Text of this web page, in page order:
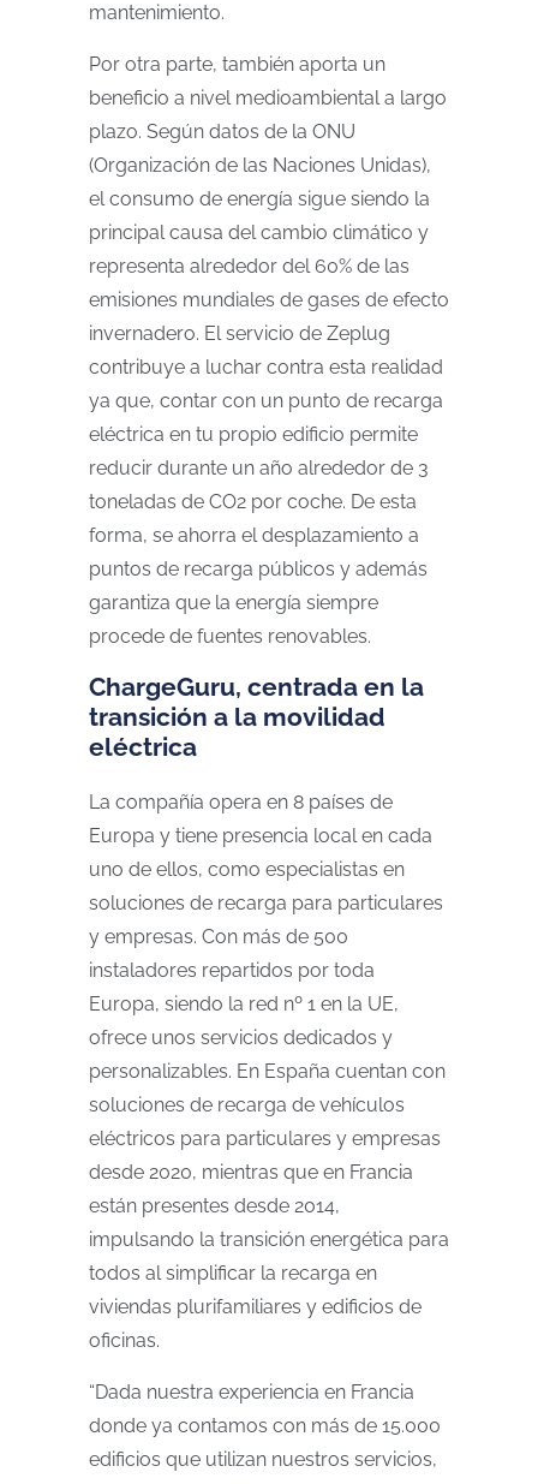
mantenimiento.
Por otra parte, también aporta un
beneficio a nivel medioambiental a largo
plazo. Según datos de la ONU
(Organización de las Naciones Unidas),
el consumo de energía sigue siendo la
principal causa del cambio climático y
representa alrededor del 60% de las
emisiones mundiales de gases de efecto
invernadero. El servicio de Zeplug
contribuye a luchar contra esta realidad
ya que, contar con un punto de recarga
eléctrica en tu propio edificio permite
reducir durante un año alrededor de 3
toneladas de CO2 por coche. De esta
forma, se ahorra el desplazamiento a
puntos de recarga públicos y además
garantiza que la energía siempre
procede de fuentes renovables.
ChargeGuru, centrada en la
transición a la movilidad
eléctrica
La compañía opera en 8 países de
Europa y tiene presencia local en cada
uno de ellos, como especialistas en
soluciones de recarga para particulares
y empresas. Con más de 500
instaladores repartidos por toda
Europa, siendo la red nº 1 en la UE,
ofrece unos servicios dedicados y
personalizables. En España cuentan con
soluciones de recarga de vehículos
eléctricos para particulares y empresas
desde 2020, mientras que en Francia
están presentes desde 2014,
impulsando la transición energética para
todos al simplificar la recarga en
viviendas plurifamiliares y edificios de
oficinas.
“Dada nuestra experiencia en Francia
donde ya contamos con más de 15.000
edificios que utilizan nuestros servicios,